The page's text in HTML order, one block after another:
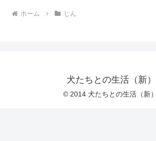
ホーム じん
犬たちとの生活（新）
© 2014 犬たちとの生活（新）.